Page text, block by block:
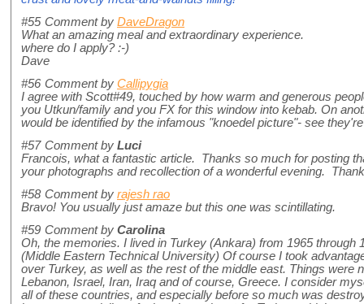
#55 Comment by DaveDragon
What an amazing meal and extraordinary experience.
where do I apply? :-)
Dave
#56 Comment by Callipygia
I agree with Scott#49, touched by how warm and generous
you Utkun/family and you FX for this window into kebab. On
would be identified by the infamous "knoedel picture"- see
#57 Comment by Luci
Francois, what a fantastic article. Thanks so much for posting
your photographs and recollection of a wonderful evening.
#58 Comment by rajesh rao
Bravo! You usually just amaze but this one was scintillating.
#59 Comment by Carolina
Oh, the memories. I lived in Turkey (Ankara) from 1965 through
(Middle Eastern Technical University) Of course I took
over Turkey, as well as the rest of the middle east. Things were
Lebanon, Israel, Iran, Iraq and of course, Greece. I consider
all of these countries, and especially before so much was